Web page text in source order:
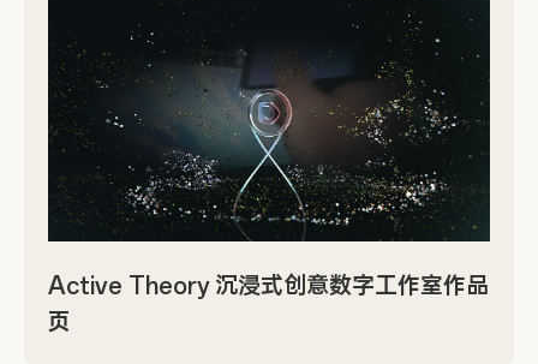
Active Theory 沉浸式创意数字工作室作品
页